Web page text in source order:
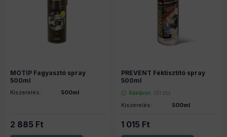
MOTIP Fagyasztó spray
500ml
Kiszerelés: 500ml
2 885 Ft
PREVENT Féktisztító spray
500ml
Raktáron (81 db)
Kiszerelés: 500ml
1 015 Ft